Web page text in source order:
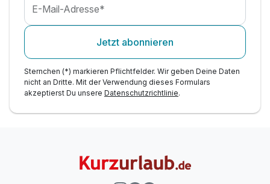
E-Mail-Adresse*
Jetzt abonnieren
Sternchen (*) markieren Pflichtfelder. Wir geben Deine Daten
nicht an Dritte. Mit der Verwendung dieses Formulars
akzeptierst Du unsere Datenschutzrichtlinie.